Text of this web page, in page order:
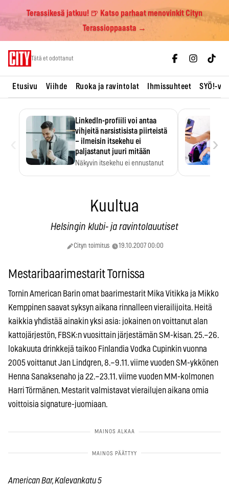
Terassikesä jatkuu! 🍺 Katso parhaat menovinkit Cityn
Terassioppaasta →
Tätä et odottanut
Etusivu Viihde Ruoka ja ravintolat Ihmissuhteet SYÖ!-
LinkedIn-profiili voi antaa
vihjeitä narsistisista piirteistä
– ilmeisin itsekehu ei
paljastanut juuri mitään
Näkyvin itsekehu ei ennustanut
›
Kuultua
Helsingin klubi- ja ravintolauutiset
Cityn toimitus 19.10.2007 00:00
Mestaribaarimestarit Tornissa
Tornin American Barin omat baarimestarit Mika Vitikka ja Mikko
Kemppinen saavat syksyn aikana rinnalleen vierailijoita. Heitä
kaikkia yhdistää ainakin yksi asia: jokainen on voittanut alan
kattojärjestön, FBSK:n vuosittain järjestämän SM-kisan. 25.–26.
lokakuuta drinkkejä taikoo Finlandia Vodka Cupinkin vuonna
2005 voittanut Jan Lindgren, 8.–9.11. viime vuoden SM-ykkönen
Henna Sanaksenaho ja 22.–23.11. viime vuoden MM-kolmonen
Harri Törmänen. Mestarit valmistavat vierailujen aikana omia
voittoisia signature-juomiaan.
American Bar, Kalevankatu 5